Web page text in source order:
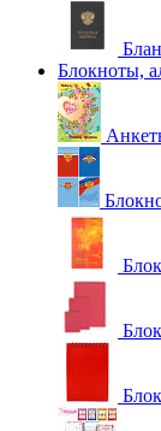
Блокноты,